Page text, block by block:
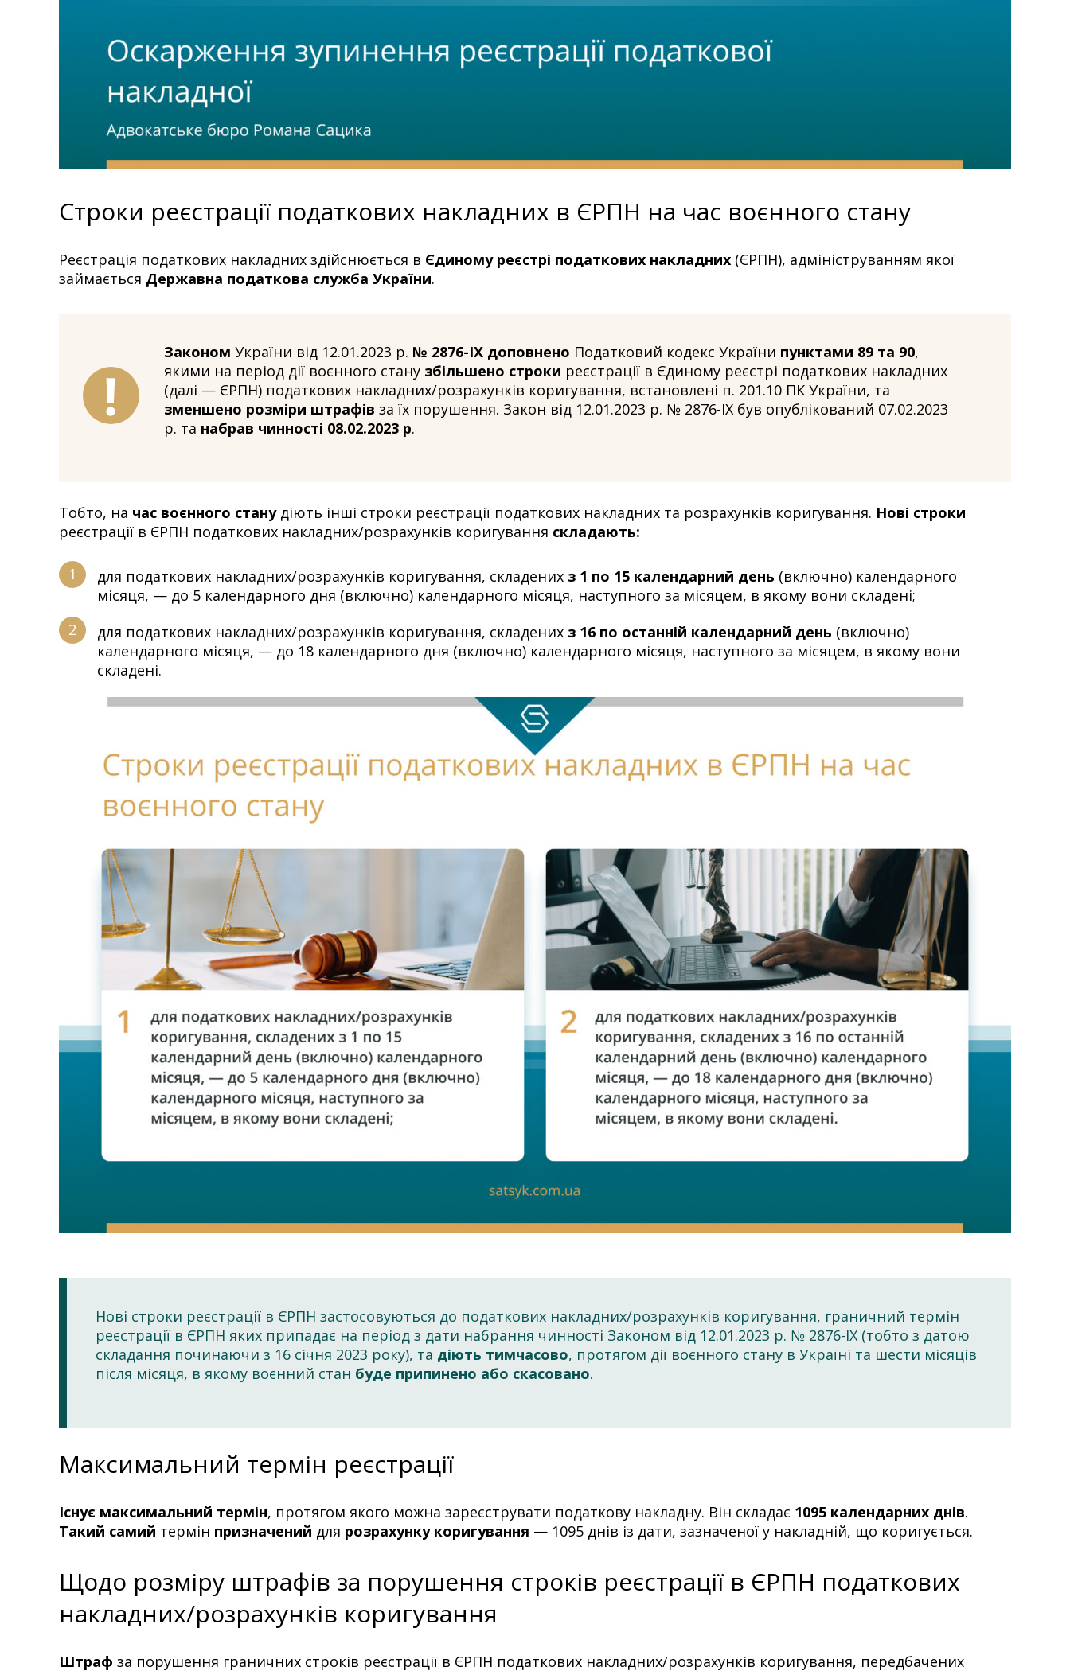
Строки реєстрації податкових накладних в ЄРПН на час воєнного стану
Реєстрація податкових накладних здійснюється в Єдиному реєстрі податкових накладних (ЄРПН), адмініструванням якої
займається Державна податкова служба України.
Законом України від 12.01.2023 р. № 2876-IX доповнено Податковий кодекс України пунктами 89 та 90,
якими на період дії воєнного стану збільшено строки реєстрації в Єдиному реєстрі податкових накладних
(далі — ЄРПН) податкових накладних/розрахунків коригування, встановлені п. 201.10 ПК України, та
зменшено розміри штрафів за їх порушення. Закон від 12.01.2023 р. № 2876-IX був опублікований 07.02.2023
р. та набрав чинності 08.02.2023 р.
Тобто, на час воєнного станудіють інші строки реєстрації податкових накладних та розрахунків коригування. Нові строки
реєстрації в ЄРПН податкових накладних/розрахунків коригування складають:
для податкових накладних/розрахунків коригування, складених з 1 по 15 календарний день (включно) календарного
місяця, — до 5 календарного дня (включно) календарного місяця, наступного за місяцем, в якому вони складені;
для податкових накладних/розрахунків коригування, складених з 16 по останній календарний день (включно)
календарного місяця, — до 18 календарного дня (включно) календарного місяця, наступного за місяцем, в якому вони
складені.
Нові строки реєстрації в ЄРПН застосовуються до податкових накладних/розрахунків коригування, граничний термін
реєстрації в ЄРПН яких припадає на період з дати набрання чинності Законом від 12.01.2023 р. № 2876-IX (тобто з датою
складання починаючи з 16 січня 2023 року), та діють тимчасово, протягом дії воєнного стану в Україні та шести місяців
після місяця, в якому воєнний стан буде припинено або скасовано.
Максимальний термін реєстрації
Існує максимальний термін, протягом якого можна зареєструвати податкову накладну. Він складає 1095 календарних днів.
Такий самий термін призначений для розрахунку коригування — 1095 днів із дати, зазначеної у накладній, що коригується.
Щодо розміру штрафів за порушення строків реєстрації в ЄРПН податкових
накладних/розрахунків коригування
Штраф за порушення граничних строків реєстрації в ЄРПН податкових накладних/розрахунків коригування, передбачених